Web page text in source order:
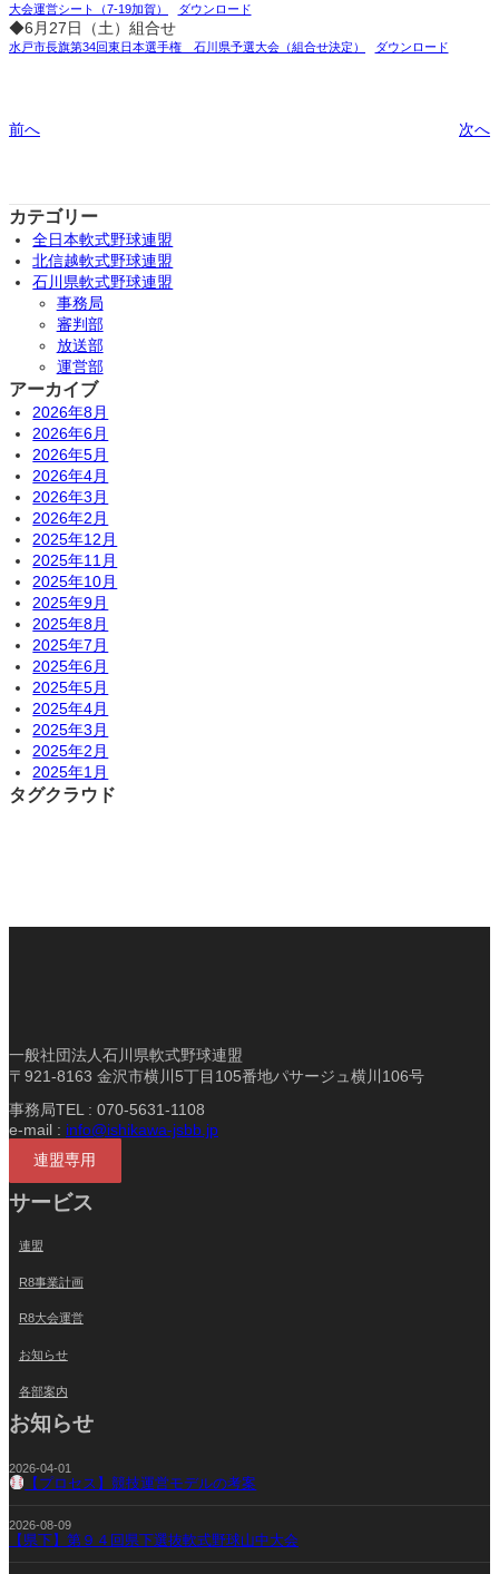
大会運営シート（7-19加賀） ダウンロード
◆6月27日（土）組合せ
水戸市長旗第34回東日本選手権 石川県予選大会（組合せ決定） ダウンロード
前へ 次へ
カテゴリー
全日本軟式野球連盟
北信越軟式野球連盟
石川県軟式野球連盟
事務局
審判部
放送部
運営部
アーカイブ
2026年8月
2026年6月
2026年5月
2026年4月
2026年3月
2026年2月
2025年12月
2025年11月
2025年10月
2025年9月
2025年8月
2025年7月
2025年6月
2025年5月
2025年4月
2025年3月
2025年2月
2025年1月
タグクラウド
一般社団法人石川県軟式野球連盟
〒921-8163 金沢市横川5丁目105番地パサージュ横川106号
事務局TEL : 070-5631-1108
e-mail : info@ishikawa-jsbb.jp
連盟専用
サービス
連盟
R8事業計画
R8大会運営
お知らせ
各部案内
お知らせ
2026-04-01
【プロセス】競技運営モデルの考案
2026-08-09
【県下】第９４回県下選抜軟式野球山中大会